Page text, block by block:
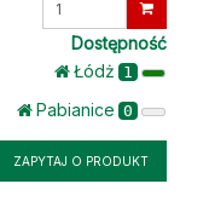
Dostępność
Łódż 1
Pabianice 0
ZAPYTAJ O PRODUKT